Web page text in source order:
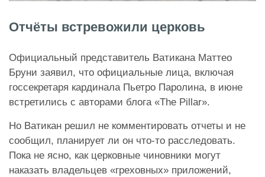
Отчёты встревожили церковь
Официальный представитель Ватикана Маттео
Бруни заявил, что официальные лица, включая
госсекретаря кардинала Пьетро Паролина, в июне
встретились с авторами блога «The Pillar».
Но Ватикан решил не комментировать отчеты и не
сообщил, планирует ли он что-то расследовать.
Пока не ясно, как церковные чиновники могут
наказать владельцев «греховных» приложений,